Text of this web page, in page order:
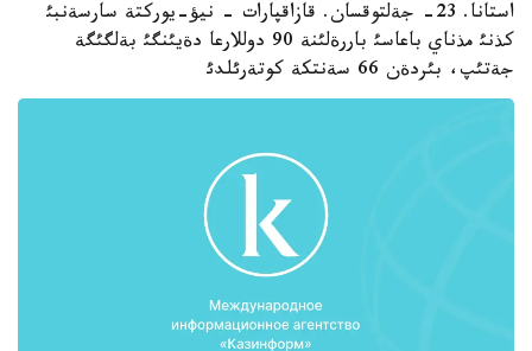
استانا. 23- جةلتوقسان. قازاقپارات - نيؤ-يوركتة سارسةنبئ
كذنئ مذناي باعاسئ باررةلئنة 90 دوللارعا دةيئنگئ بةلگئگة
جةتئپ، بئردةن 66 سةنتكة كوتةرئلدئ